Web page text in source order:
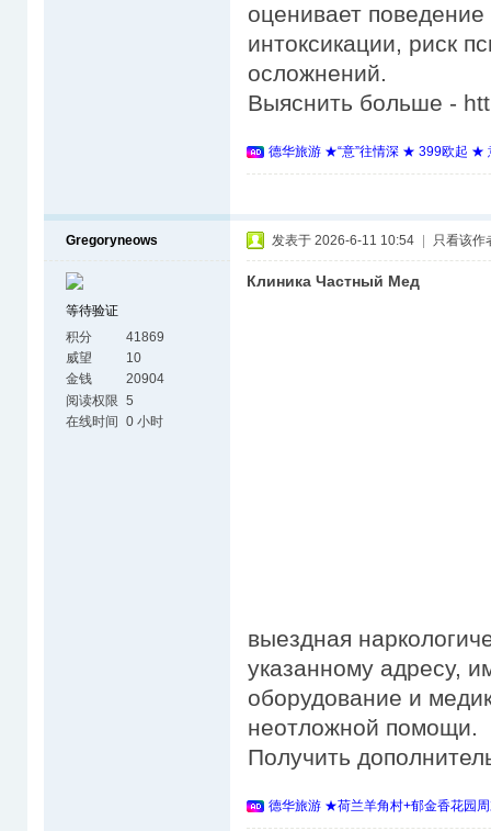
оценивает
интоксикации, риск
осложнений.
Выяснить больше -
德华旅游 ★“意”往情深 ★ 399欧起 ★
Gregoryneows
等待验证
积分
41869
威望
10
金钱
20904
阅读权限 5
在线时间 0 小时
发表于 2026-6-11 10:54 只看该作
Клиника Частный Мед
выездная
указанному адресу,
оборудование и
неотложной помощи.
Получить
德华旅游 ★荷兰羊角村+郁金香花园